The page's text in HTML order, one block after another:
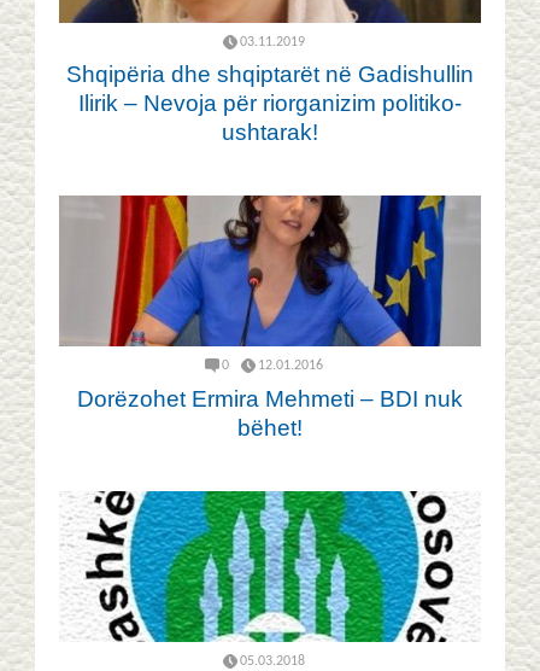
03.11.2019
Shqipëria dhe shqiptarët në Gadishullin
Ilirik – Nevoja për riorganizim politiko-
ushtarak!
0 12.01.2016
Dorëzohet Ermira Mehmeti – BDI nuk
bëhet!
05.03.2018